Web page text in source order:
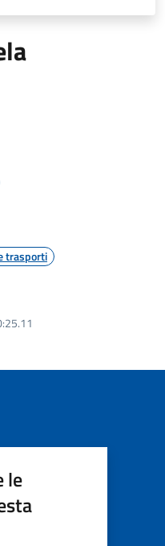
trasporti
le